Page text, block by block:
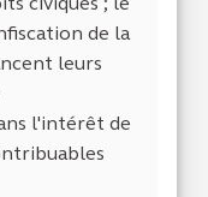
de la
leurs
l'intérêt de